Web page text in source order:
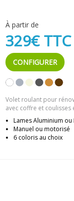
À partir de
329€ TTC
CONFIGURER
Volet roulant pour
avec coffre et coulisses
Lames Aluminium ou
Manuel ou motorisé
6 coloris au choix